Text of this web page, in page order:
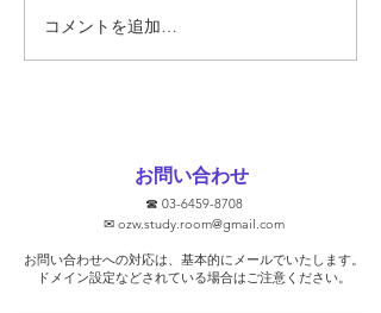
コメントを追加…
お問い合わせ
☎ 03-6459-8708
✉ ozw.study.room@gmail.com
お問い合わせへの対応は、基本的にメールでいたします。
​ドメイン設定などされている場合はご注意ください。